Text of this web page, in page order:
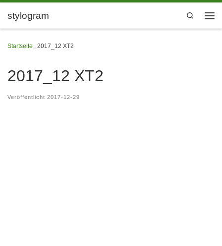
Zum Inhalt springen
stylogram
Search
Startseite , 2017_12 XT2
2017_12 XT2
Veröffentlicht 2017-12-29